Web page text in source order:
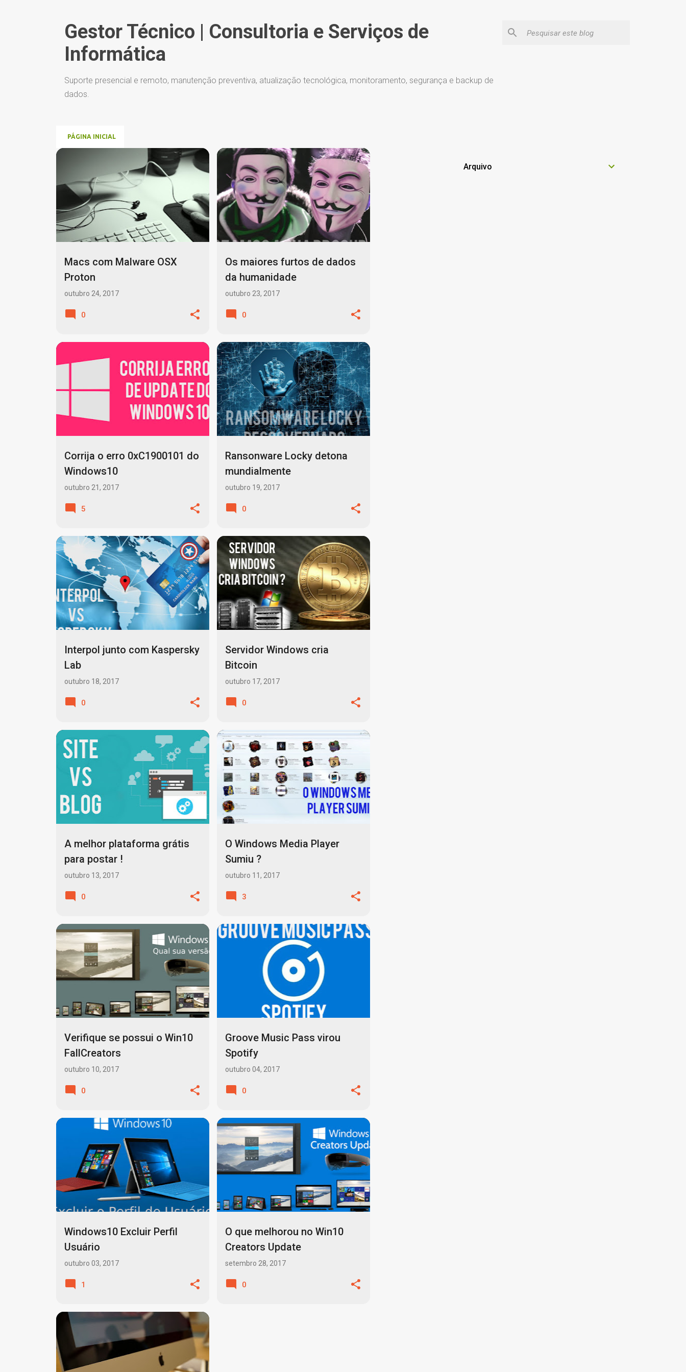
Gestor Técnico | Consultoria e Serviços de
Informática
Suporte presencial e remoto, manutenção preventiva, atualização tecnológica, monitoramento, segurança e backup de
dados.
PÁGINA INICIAL
o
t
a
Macs com Malware OSX
Proton
outubro 24, 2017
+4
0
Os maiores furtos de dados
da humanidade
outubro 23, 2017
ADMINISTRADOR DE SISTEMAS
0
Corrija o erro 0xC1900101 do
Windows10
outubro 21, 2017
CREATORS UPDATE ERRO 0X20017 + 7
5
Ransonware Locky detona
mundialmente
outubro 19, 2017
ANTIMALWARE ANTIVIRUS + 6
0
Interpol junto com Kaspersky
Lab
outubro 18, 2017
BACKUP RESTORE CIBERAMEAÇA +4
0
Servidor Windows cria
Bitcoin
outubro 17, 2017
CORRIGIR ERROS DO WINDOWS +1
0
A melhor plataforma grátis
para postar !
outubro 13, 2017
DOMÍNIO HOSPEDAGEM DE SITES +1
0
O Windows Media Player
Sumiu ?
outubro 11, 2017
DEEZER GROOVE MUSIC +
3
Verifique se possui o Win10
FallCreators
outubro 10, 2017
FALL CREATORS UPDATE MICROSOFT
TUTORIAL +
WINDOWS 10
0
Groove Music Pass virou
Spotify
outubro 04, 2017
DEEZER MICROSOFT
SPOTIFY STREAMING
0
Windows10 Excluir Perfil
Usuário
outubro 03, 2017
ARMAZENAMENTO HDD OU SSD
1
O que melhorou no Win10
Creators Update
setembro 28, 2017
ATUALIZAÇÕES AUTOMÁTICAS +3
0
APPLE MACBOOK +2
Arquivo